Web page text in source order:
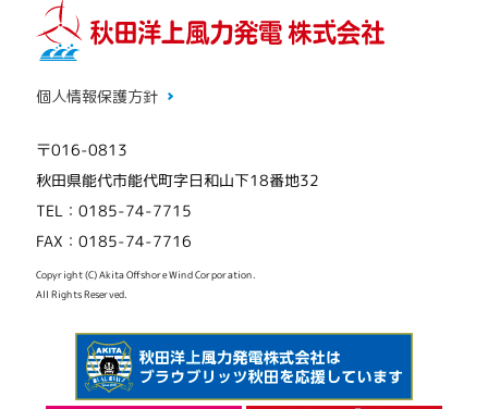
個人情報保護方針
〒016-0813
秋田県能代市能代町字日和山下18番地32
TEL：0185-74-7715
FAX：0185-74-7716
Copyright (C) Akita Offshore Wind Corporation.
All Rights Reserved.